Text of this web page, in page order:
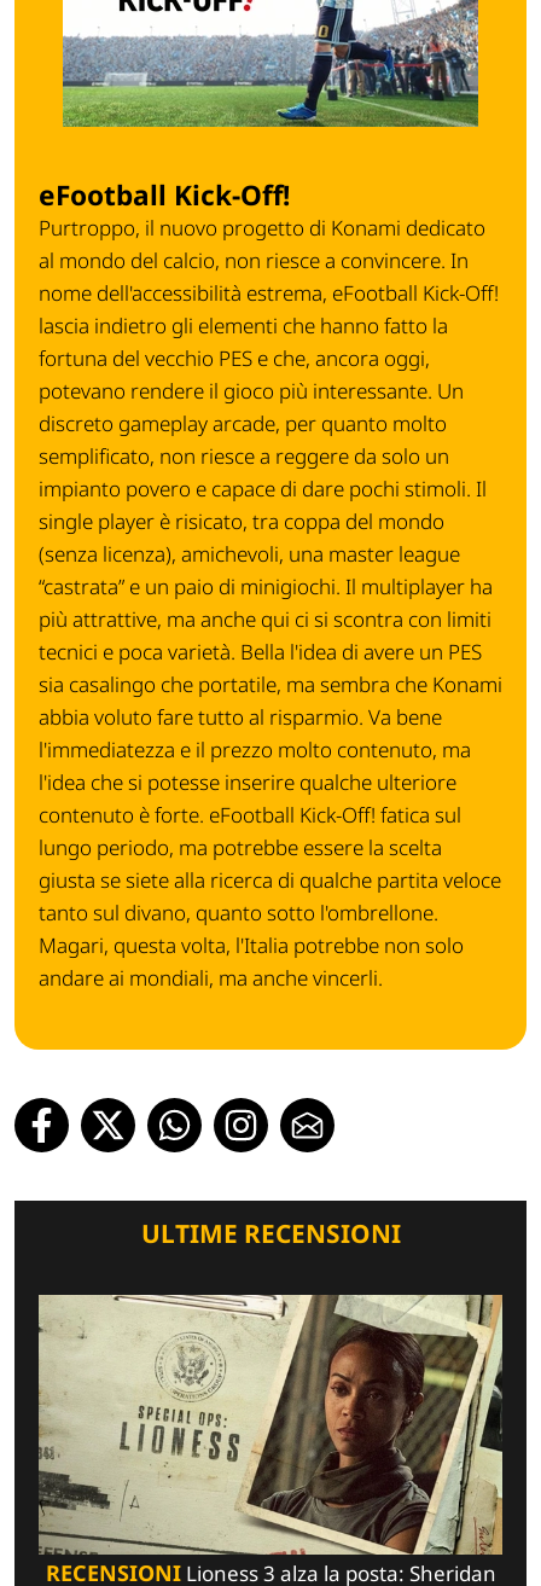
eFootball Kick-Off!
Purtroppo, il nuovo progetto di Konami dedicato
al mondo del calcio, non riesce a convincere. In
nome dell'accessibilità estrema, eFootball Kick-Off!
lascia indietro gli elementi che hanno fatto la
fortuna del vecchio PES e che, ancora oggi,
potevano rendere il gioco più interessante. Un
discreto gameplay arcade, per quanto molto
semplificato, non riesce a reggere da solo un
impianto povero e capace di dare pochi stimoli. Il
single player è risicato, tra coppa del mondo
(senza licenza), amichevoli, una master league
“castrata” e un paio di minigiochi. Il multiplayer ha
più attrattive, ma anche qui ci si scontra con limiti
tecnici e poca varietà. Bella l'idea di avere un PES
sia casalingo che portatile, ma sembra che Konami
abbia voluto fare tutto al risparmio. Va bene
l'immediatezza e il prezzo molto contenuto, ma
l'idea che si potesse inserire qualche ulteriore
contenuto è forte. eFootball Kick-Off! fatica sul
lungo periodo, ma potrebbe essere la scelta
giusta se siete alla ricerca di qualche partita veloce
tanto sul divano, quanto sotto l'ombrellone.
Magari, questa volta, l'Italia potrebbe non solo
andare ai mondiali, ma anche vincerli.
ULTIME RECENSIONI
RECENSIONILioness 3 alza la posta: Sheridan